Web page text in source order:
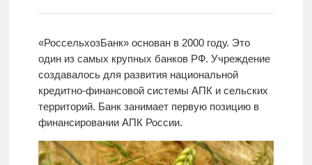
«РоссельхозБанк» основан в 2000 году. Это
один из самых крупных банков РФ. Учреждение
создавалось для развития национальной
кредитно-финансовой системы АПК и сельских
территорий. Банк занимает первую позицию в
финансировании АПК России.